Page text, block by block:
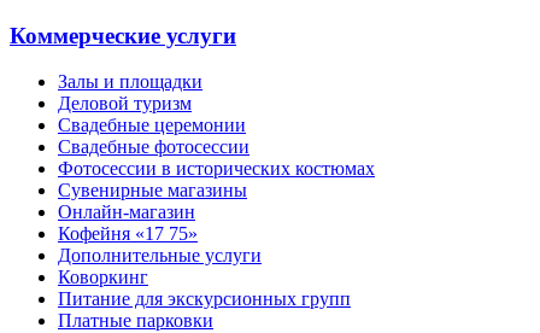
Коммерческие услуги
Залы и площадки
Деловой туризм
Свадебные церемонии
Свадебные фотосессии
Фотосессии в исторических костюмах
Сувенирные магазины
Онлайн-магазин
Кофейня «17 75»
Дополнительные услуги
Коворкинг
Питание для экскурсионных групп
Платные парковки